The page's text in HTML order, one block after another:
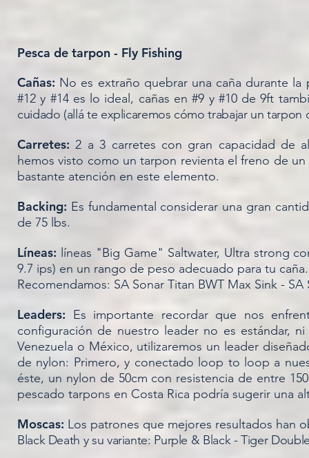
Pesca de tarpon - Fly Fishing
Cañas: No es extraño quebrar una caña durante
#12 y #14 es lo ideal, cañas en #9 y #10 de 9ft
cuidado (allá te explicaremos cómo trabajar un tarpon
Carretes:2 a 3 carretes con gran capacidad de
hemos visto como un tarpon revienta el freno de
bastante atención en este elemento.
Backing: Es fundamental considerar una gran
de 75 lbs.
Líneas: líneas "Big Game" Saltwater, Ultra strong
9.7 ips) en un rango de peso adecuado para tu caña.
Recomendamos: SA Sonar Titan BWT Max Sink -
Leaders: Es importante recordar que nos
configuración de nuestro leader no es estándar,
Venezuela o México, utilizaremos un leader
de nylon: Primero, y conectado loop to loop a
éste, un nylon de 50cm con resistencia de entre
pescado tarpons en Costa Rica podría sugerir una
Moscas: Los patrones que mejores resultados han
Black Death y su variante: Purple & Black - Tiger